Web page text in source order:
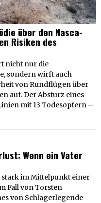
über den Nasca-
Risiken des
nicht nur die
sondern wirft auch
von Rundflügen über
auf. Der Absturz eines
mit 13 Todesopfern –
Wenn ein Vater
stark im Mittelpunkt einer
Fall von Torsten
von Schlagerlegende